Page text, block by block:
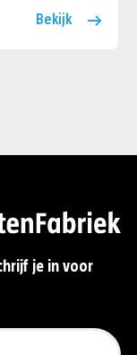
Bekijk
je in voor